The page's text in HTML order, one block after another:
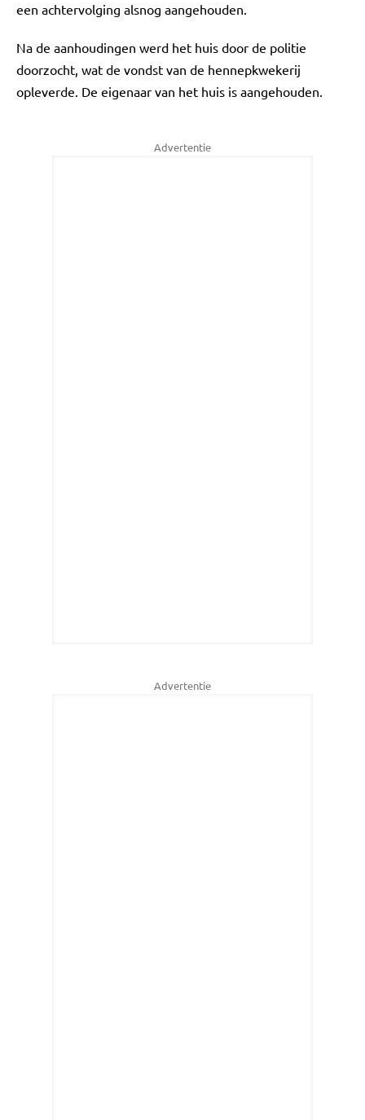
een achtervolging alsnog aangehouden.
Na de aanhoudingen werd het huis door de politie
doorzocht, wat de vondst van de hennepkwekerij
opleverde. De eigenaar van het huis is aangehouden.
Advertentie
Advertentie